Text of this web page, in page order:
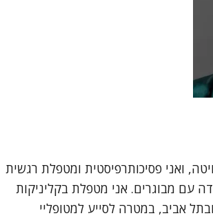
ואני פסיכותרפיסטית ומטפלת רגשית
עם מבוגרים. אני מטפלת בקליניקות
אביב, במטרה לסייע למטופליי